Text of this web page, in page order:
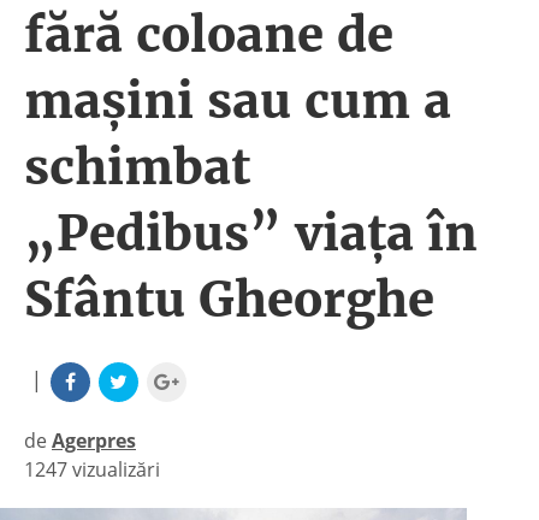
fără coloane de
maşini sau cum a
schimbat
„Pedibus” viaţa în
Sfântu Gheorghe
|
deAgerpres
|
1247 vizualizări